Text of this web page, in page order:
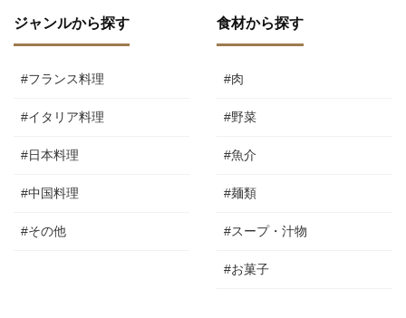
ジャンルから探す
#フランス料理
#イタリア料理
#日本料理
#中国料理
#その他
食材から探す
#肉
#野菜
#魚介
#麺類
#スープ・汁物
#お菓子